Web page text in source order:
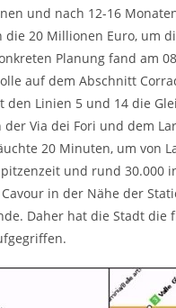
und nach 12-16
20 Millionen Euro, um
Planung fand am
auf dem Abschnitt
den Linien 5 und 14 die
Via dei Fori und dem
20 Minuten, um von
und rund 30.000
in der Nähe der
Daher hat die Stadt